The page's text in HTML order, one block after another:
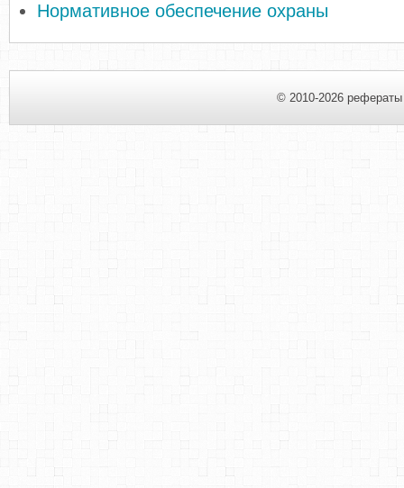
Нормативное обеспечение охраны
© 2010-2026 рефераты